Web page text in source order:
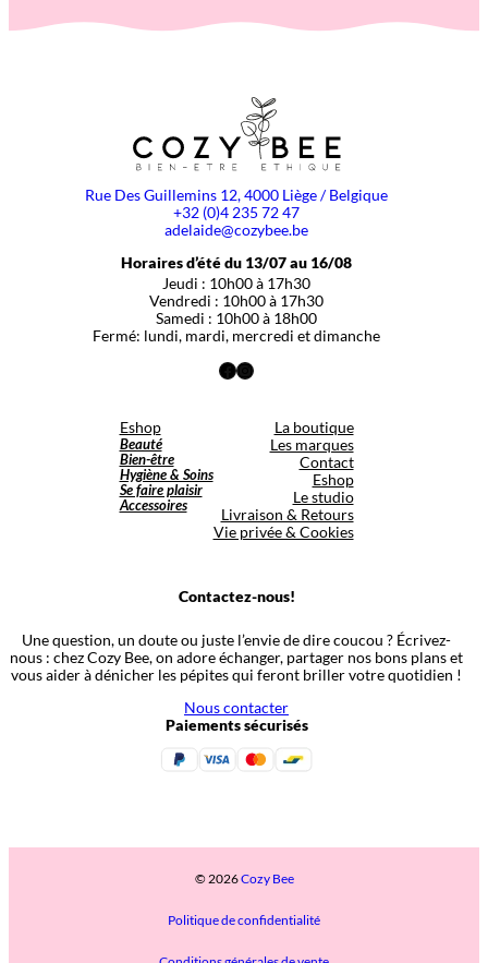
Rue Des Guillemins 12, 4000 Liège / Belgique
+32 (0)4 235 72 47
adelaide@cozybee.be
Horaires d’été du 13/07 au 16/08
Jeudi : 10h00 à 17h30
Vendredi : 10h00 à 17h30
Samedi : 10h00 à 18h00
Fermé: lundi, mardi, mercredi et dimanche
Facebook
Instagram
Eshop
Beauté
Bien-être
Hygiène & Soins
Se faire plaisir
Accessoires
La boutique
Les marques
Contact
Eshop
Le studio
Livraison & Retours
Vie privée & Cookies
Contactez-nous!
Une question, un doute ou juste l’envie de dire coucou ? Écrivez-
nous : chez Cozy Bee, on adore échanger, partager nos bons plans et
vous aider à dénicher les pépites qui feront briller votre quotidien !
Nous contacter
Paiements sécurisés
© 2026Cozy Bee
Politique de confidentialité